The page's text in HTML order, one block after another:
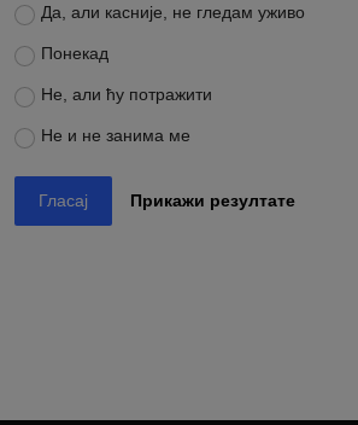
Да, али касније, не гледам уживо
Понекад
Не, али ћу потражити
Не и не занима ме
Гласај Прикажи резултате